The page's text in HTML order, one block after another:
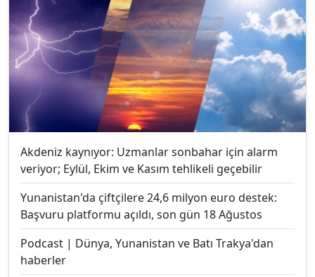
Akdeniz kaynıyor: Uzmanlar sonbahar için alarm
veriyor; Eylül, Ekim ve Kasım tehlikeli geçebilir
Yunanistan'da çiftçilere 24,6 milyon euro destek:
Başvuru platformu açıldı, son gün 18 Ağustos
Podcast | Dünya, Yunanistan ve Batı Trakya'dan
haberler